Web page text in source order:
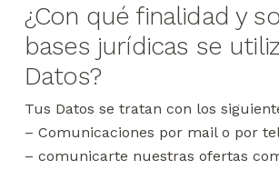
¿Con qué finalidad y
bases jurídicas se
Datos?
Tus Datos se tratan con los
– Comunicaciones por mail o por
– comunicarte nuestras ofertas